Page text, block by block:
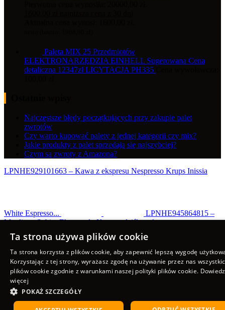
Paleta MIX 25 Przedmiotów
ELEKTRONARZĘDZIA EINHELL Sugerowana Cena
detaliczna 12347zł LICYTACJA PH335
Najczęstsze błędy początkujących przy zakupie palet
zwrotów
Czy warto kupować palety z jednej kategorii czy mix?
Jakie produkty z palet sprzedają się najszybciej?
Czym są zwroty z Amazona?
LPNHE929101663 – Kawa z ekspresu Nespresso Krups Inissia
White Espresso...
LPNHE945864815 –
Moulinex Subito Ekspres do Kawy z dziślą stalową,...
Ta strona używa plików cookie
Ta strona korzysta z plików cookie, aby zapewnić lepszą wygodę
Korzystając z tej strony, wyrażasz zgodę na używanie przez nas
plików cookie zgodnie z warunkami naszej polityki plików cookie.
więcej
POKAŻ SZCZEGÓŁY